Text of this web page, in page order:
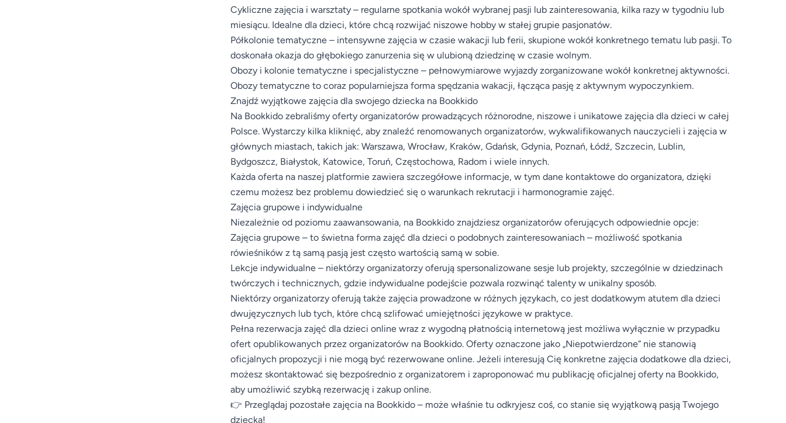
Cykliczne zajęcia i warsztaty – regularne spotkania wokół wybranej pasji lub zainteresowania, kilka razy w tygodniu lub
miesiącu. Idealne dla dzieci, które chcą rozwijać niszowe hobby w stałej grupie pasjonatów.
Półkolonie tematyczne – intensywne zajęcia w czasie wakacji lub ferii, skupione wokół konkretnego tematu lub pasji. To
doskonała okazja do głębokiego zanurzenia się w ulubioną dziedzinę w czasie wolnym.
Obozy i kolonie tematyczne i specjalistyczne – pełnowymiarowe wyjazdy zorganizowane wokół konkretnej aktywności.
Obozy tematyczne to coraz popularniejsza forma spędzania wakacji, łącząca pasję z aktywnym wypoczynkiem.
Znajdź wyjątkowe zajęcia dla swojego dziecka na Bookkido
Na Bookkido zebraliśmy oferty organizatorów prowadzących różnorodne, niszowe i unikatowe zajęcia dla dzieci w całej
Polsce. Wystarczy kilka kliknięć, aby znaleźć renomowanych organizatorów, wykwalifikowanych nauczycieli i zajęcia w
głównych miastach, takich jak: Warszawa, Wrocław, Kraków, Gdańsk, Gdynia, Poznań, Łódź, Szczecin, Lublin,
Bydgoszcz, Białystok, Katowice, Toruń, Częstochowa, Radom i wiele innych.
Każda oferta na naszej platformie zawiera szczegółowe informacje, w tym dane kontaktowe do organizatora, dzięki
czemu możesz bez problemu dowiedzieć się o warunkach rekrutacji i harmonogramie zajęć.
Zajęcia grupowe i indywidualne
Niezależnie od poziomu zaawansowania, na Bookkido znajdziesz organizatorów oferujących odpowiednie opcje:
Zajęcia grupowe – to świetna forma zajęć dla dzieci o podobnych zainteresowaniach – możliwość spotkania
rówieśników z tą samą pasją jest często wartością samą w sobie.
Lekcje indywidualne – niektórzy organizatorzy oferują spersonalizowane sesje lub projekty, szczególnie w dziedzinach
twórczych i technicznych, gdzie indywidualne podejście pozwala rozwinąć talenty w unikalny sposób.
Niektórzy organizatorzy oferują także zajęcia prowadzone w różnych językach, co jest dodatkowym atutem dla dzieci
dwujęzycznych lub tych, które chcą szlifować umiejętności językowe w praktyce.
Pełna rezerwacja zajęć dla dzieci online wraz z wygodną płatnością internetową jest możliwa wyłącznie w przypadku
ofert opublikowanych przez organizatorów na Bookkido. Oferty oznaczone jako „Niepotwierdzone” nie stanowią
oficjalnych propozycji i nie mogą być rezerwowane online. Jeżeli interesują Cię konkretne zajęcia dodatkowe dla dzieci,
możesz skontaktować się bezpośrednio z organizatorem i zaproponować mu publikację oficjalnej oferty na Bookkido,
aby umożliwić szybką rezerwację i zakup online.
👉 Przeglądaj pozostałe zajęcia na Bookkido – może właśnie tu odkryjesz coś, co stanie się wyjątkową pasją Twojego
dziecka!